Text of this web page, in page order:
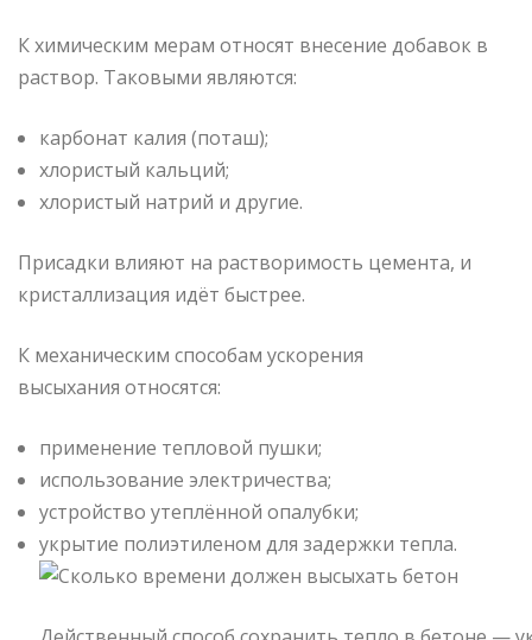
К химическим мерам относят внесение добавок в
раствор. Таковыми являются:
карбонат калия (поташ);
хлористый кальций;
хлористый натрий и другие.
Присадки влияют на растворимость цемента, и
кристаллизация идёт быстрее.
К механическим способам ускорения
высыхания относятся:
применение тепловой пушки;
использование электричества;
устройство утеплённой опалубки;
укрытие полиэтиленом для задержки тепла.